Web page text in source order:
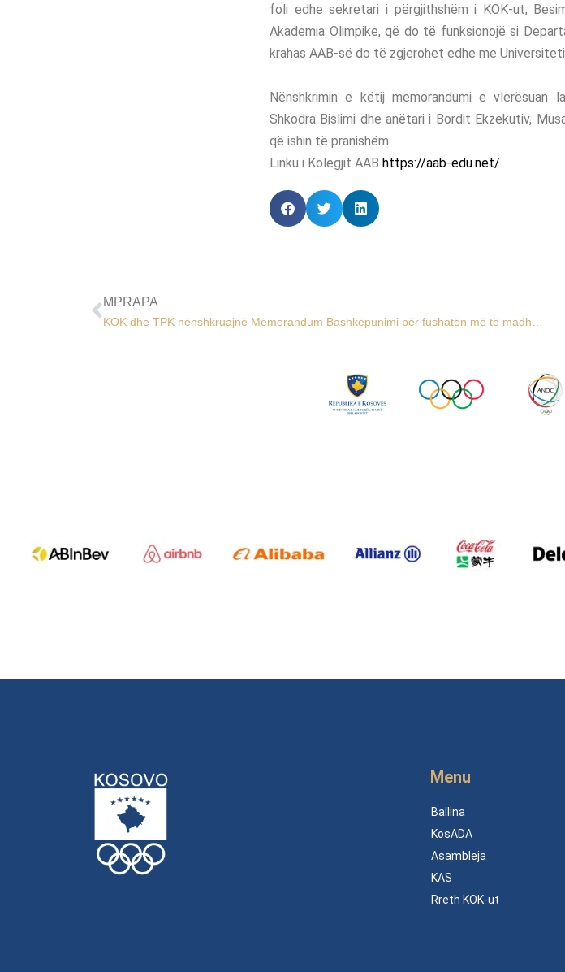
foli edhe sekretari i përgjithshëm i KOK-ut,
Akademia Olimpike, që do të funksionojë si
krahas AAB-së do të zgjerohet edhe me
Nënshkrimin e këtij memorandumi e vlerësuan
Shkodra Bislimi dhe anëtari i Bordit Ekzekutiv,
që ishin të pranishëm.
Linku i Kolegjit AAB https://aab-edu.net/
MPRAPA
Menu
Ballina
KosADA
Asambleja
KAS
Rreth KOK-ut